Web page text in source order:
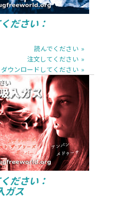
ださい：
でください
してください
ドしてください
読んでください
注文してください
ダウンロードしてください
ださい：
ガス